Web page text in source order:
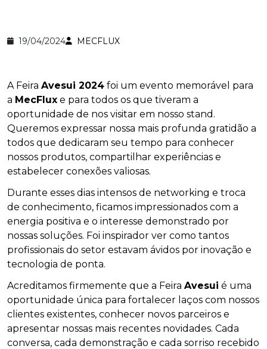
19/04/2024 MECFLUX
A Feira Avesui 2024 foi um evento memorável para
a MecFlux e para todos os que tiveram a
oportunidade de nos visitar em nosso stand.
Queremos expressar nossa mais profunda gratidão a
todos que dedicaram seu tempo para conhecer
nossos produtos, compartilhar experiências e
estabelecer conexões valiosas.
Durante esses dias intensos de networking e troca
de conhecimento, ficamos impressionados com a
energia positiva e o interesse demonstrado por
nossas soluções. Foi inspirador ver como tantos
profissionais do setor estavam ávidos por inovação e
tecnologia de ponta.
Acreditamos firmemente que a Feira Avesui é uma
oportunidade única para fortalecer laços com nossos
clientes existentes, conhecer novos parceiros e
apresentar nossas mais recentes novidades. Cada
conversa, cada demonstração e cada sorriso recebido